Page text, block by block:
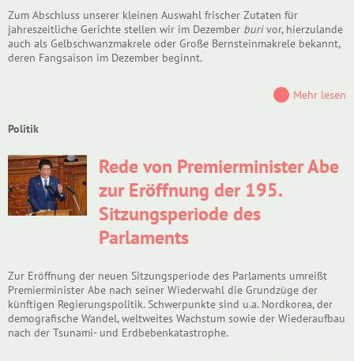
Zum Abschluss unserer kleinen Auswahl frischer Zutaten für
jahreszeitliche Gerichte stellen wir im Dezember burivor, hierzulande
auch als Gelbschwanzmakrele oder Große Bernsteinmakrele bekannt,
deren Fangsaison im Dezember beginnt.
Mehr lesen
Politik
Rede von Premierminister Abe
zur Eröffnung der 195.
Sitzungsperiode des
Parlaments
Zur Eröffnung der neuen Sitzungsperiode des Parlaments umreißt
Premierminister Abe nach seiner Wiederwahl die Grundzüge der
künftigen Regierungspolitik. Schwerpunkte sind u.a. Nordkorea, der
demografische Wandel, weltweites Wachstum sowie der Wiederaufbau
nach der Tsunami- und Erdbebenkatastrophe.